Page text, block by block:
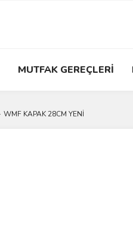
MUTFAK GEREÇLERİ
WMF KAPAK 28CM YENİ